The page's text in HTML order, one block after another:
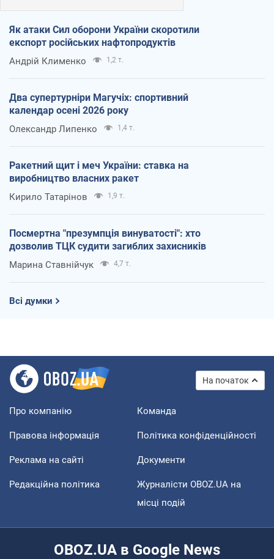
Як атаки Сил оборони України скоротили
експорт російських нафтопродуктів
Андрій Клименко 1,2 т.
Два супертурніри Магучіх: спортивний
календар осені 2026 року
Олександр Липенко 1,4 т.
Ракетний щит і меч України: ставка на
виробництво власних ракет
Кирило Татарінов 1,9 т.
Посмертна "презумпція винуватості": хто
дозволив ТЦК судити загиблих захисників
Марина Ставнійчук 4,7 т.
Всі думки
На початок
Про компанію Команда
Правова інформація Політика конфіденційності
Реклама на сайті Документи
Редакційна політика
Журналісти OBOZ.UA на
місці подій
OBOZ.UA в Google News